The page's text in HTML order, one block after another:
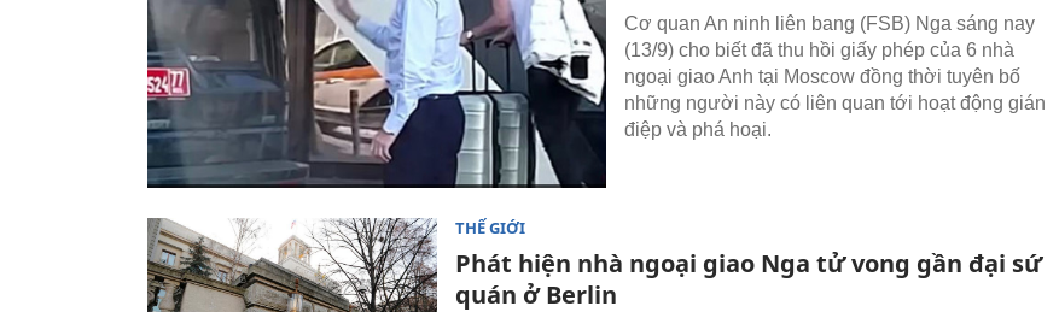
Cơ quan An ninh liên bang (FSB) Nga sáng nay
(13/9) cho biết đã thu hồi giấy phép của 6 nhà
ngoại giao Anh tại Moscow đồng thời tuyên bố
những người này có liên quan tới hoạt động gián
điệp và phá hoại.
THẾ GIỚI
Phát hiện nhà ngoại giao Nga tử vong gần đại sứ
quán ở Berlin